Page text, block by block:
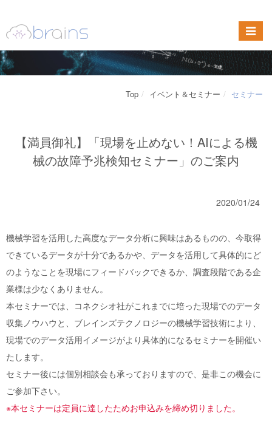
Top イベント＆セミナー セミナー
【満員御礼】「現場を止めない！AIによる機
械の故障予兆検知セミナー」のご案内
2020/01/24
機械学習を活用した高度なデータ分析に興味はあるものの、今取得
できているデータが十分であるかや、データを活用して具体的にど
のようなことを現場にフィードバックできるか、調査段階である企
業様は少なくありません。
本セミナーでは、コネクシオ社がこれまでに培った現場でのデータ
収集ノウハウと、ブレインズテクノロジーの機械学習技術により、
現場でのデータ活用イメージがより具体的になるセミナーを開催い
たします。
セミナー後には個別相談会も承っておりますので、是非この機会に
ご参加下さい。
※本セミナーは定員に達したためお申込みを締め切りました。